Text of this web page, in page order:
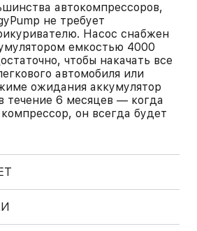
автокомпрессоров,
не требует
Насос снабжен
емкостью 4000
чтобы накачать все
автомобиля или
ожидания аккумулятор
течение 6 месяцев — когда
он всегда будет